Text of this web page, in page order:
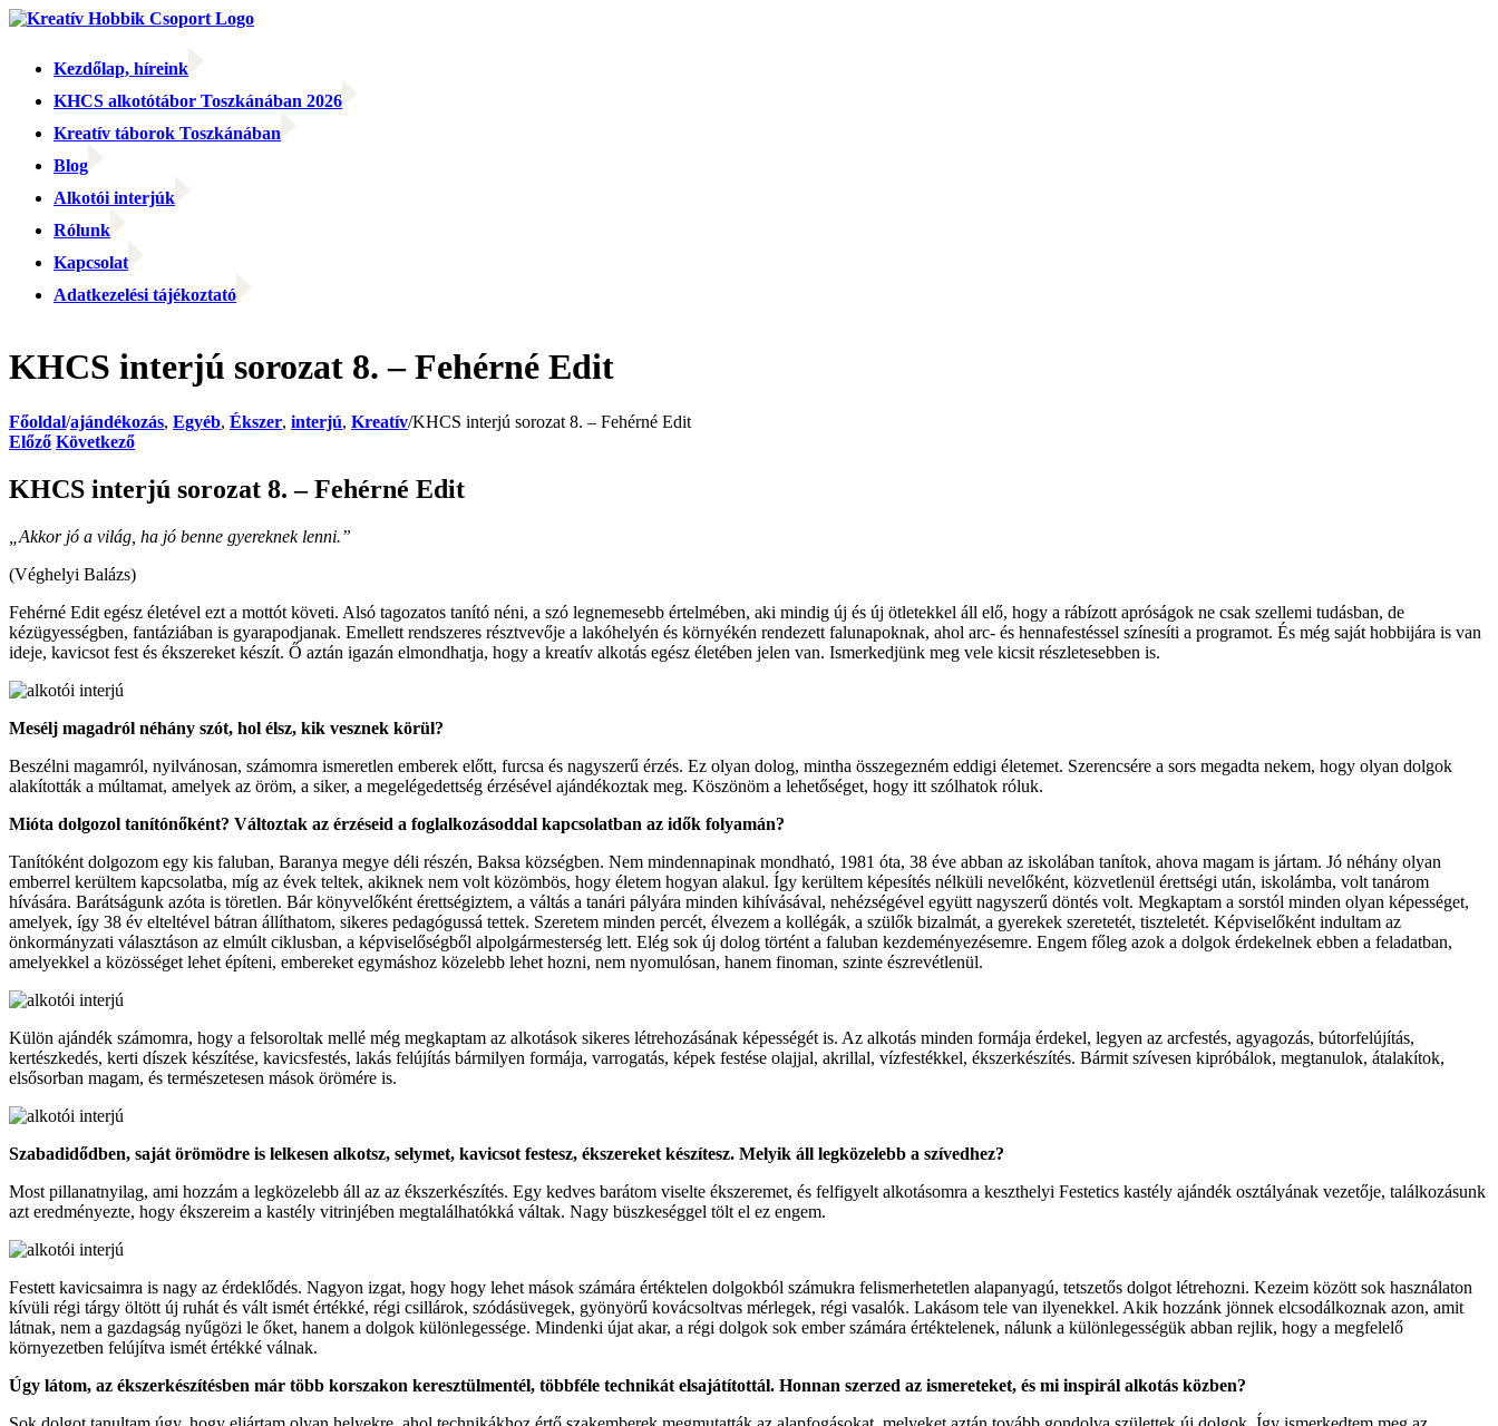
Kihagyás
Kezdőlap, híreink
KHCS alkotótábor Toszkánában 2026
Kreatív táborok Toszkánában
Blog
Alkotói interjúk
Rólunk
Kapcsolat
Adatkezelési tájékoztató
KHCS interjú sorozat 8. – Fehérné Edit
Főoldal/ajándékozás, Egyéb, Ékszer, interjú, Kreatív/KHCS interjú sorozat 8. – Fehérné Edit
Előző Következő
KHCS interjú sorozat 8. – Fehérné Edit
„Akkor jó a világ, ha jó benne gyereknek lenni.”
(Véghelyi Balázs)
Fehérné Edit egész életével ezt a mottót követi. Alsó tagozatos tanító néni, a szó legnemesebb értelmében, aki mindig új és új ötletekkel áll elő, hogy a rábízott apróságok ne csak szellemi tudásban, de
kézügyességben, fantáziában is gyarapodjanak. Emellett rendszeres résztvevője a lakóhelyén és környékén rendezett falunapoknak, ahol arc- és hennafestéssel színesíti a programot. És még saját hobbijára is van
ideje, kavicsot fest és ékszereket készít. Ő aztán igazán elmondhatja, hogy a kreatív alkotás egész életében jelen van. Ismerkedjünk meg vele kicsit részletesebben is.
Mesélj magadról néhány szót, hol élsz, kik vesznek körül?
Beszélni magamról, nyilvánosan, számomra ismeretlen emberek előtt, furcsa és nagyszerű érzés. Ez olyan dolog, mintha összegezném eddigi életemet. Szerencsére a sors megadta nekem, hogy olyan dolgok
alakították a múltamat, amelyek az öröm, a siker, a megelégedettség érzésével ajándékoztak meg. Köszönöm a lehetőséget, hogy itt szólhatok róluk.
Mióta dolgozol tanítónőként? Változtak az érzéseid a foglalkozásoddal kapcsolatban az idők folyamán?
Tanítóként dolgozom egy kis faluban, Baranya megye déli részén, Baksa községben. Nem mindennapinak mondható, 1981 óta, 38 éve abban az iskolában tanítok, ahova magam is jártam. Jó néhány olyan
emberrel kerültem kapcsolatba, míg az évek teltek, akiknek nem volt közömbös, hogy életem hogyan alakul. Így kerültem képesítés nélküli nevelőként, közvetlenül érettségi után, iskolámba, volt tanárom
hívására. Barátságunk azóta is töretlen. Bár könyvelőként érettségiztem, a váltás a tanári pályára minden kihívásával, nehézségével együtt nagyszerű döntés volt. Megkaptam a sorstól minden olyan képességet,
amelyek, így 38 év elteltével bátran állíthatom, sikeres pedagógussá tettek. Szeretem minden percét, élvezem a kollégák, a szülők bizalmát, a gyerekek szeretetét, tiszteletét. Képviselőként indultam az
önkormányzati választáson az elmúlt ciklusban, a képviselőségből alpolgármesterség lett. Elég sok új dolog történt a faluban kezdeményezésemre. Engem főleg azok a dolgok érdekelnek ebben a feladatban,
amelyekkel a közösséget lehet építeni, embereket egymáshoz közelebb lehet hozni, nem nyomulósan, hanem finoman, szinte észrevétlenül.
Külön ajándék számomra, hogy a felsoroltak mellé még megkaptam az alkotások sikeres létrehozásának képességét is. Az alkotás minden formája érdekel, legyen az arcfestés, agyagozás, bútorfelújítás,
kertészkedés, kerti díszek készítése, kavicsfestés, lakás felújítás bármilyen formája, varrogatás, képek festése olajjal, akrillal, vízfestékkel, ékszerkészítés. Bármit szívesen kipróbálok, megtanulok, átalakítok,
elsősorban magam, és természetesen mások örömére is.
Szabadidődben, saját örömödre is lelkesen alkotsz, selymet, kavicsot festesz, ékszereket készítesz. Melyik áll legközelebb a szívedhez?
Most pillanatnyilag, ami hozzám a legközelebb áll az az ékszerkészítés. Egy kedves barátom viselte ékszeremet, és felfigyelt alkotásomra a keszthelyi Festetics kastély ajándék osztályának vezetője, találkozásunk
azt eredményezte, hogy ékszereim a kastély vitrinjében megtalálhatókká váltak. Nagy büszkeséggel tölt el ez engem.
Festett kavicsaimra is nagy az érdeklődés. Nagyon izgat, hogy hogy lehet mások számára értéktelen dolgokból számukra felismerhetetlen alapanyagú, tetszetős dolgot létrehozni. Kezeim között sok használaton
kívüli régi tárgy öltött új ruhát és vált ismét értékké, régi csillárok, szódásüvegek, gyönyörű kovácsoltvas mérlegek, régi vasalók. Lakásom tele van ilyenekkel. Akik hozzánk jönnek elcsodálkoznak azon, amit
látnak, nem a gazdagság nyűgözi le őket, hanem a dolgok különlegessége. Mindenki újat akar, a régi dolgok sok ember számára értéktelenek, nálunk a különlegességük abban rejlik, hogy a megfelelő
környezetben felújítva ismét értékké válnak.
Úgy látom, az ékszerkészítésben már több korszakon keresztülmentél, többféle technikát elsajátítottál. Honnan szerzed az ismereteket, és mi inspirál alkotás közben?